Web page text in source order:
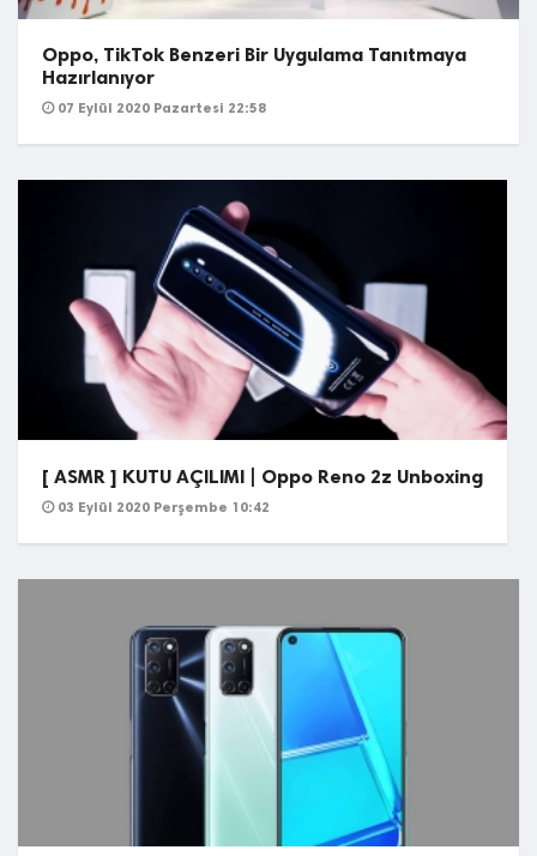
Oppo, TikTok Benzeri Bir Uygulama Tanıtmaya
Hazırlanıyor
07 Eylül 2020 Pazartesi 22:58
[ ASMR ] KUTU AÇILIMI | Oppo Reno 2z Unboxing
03 Eylül 2020 Perşembe 10:42